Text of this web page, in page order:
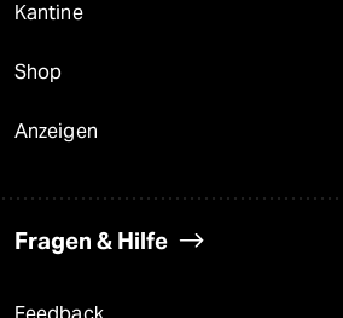
Kantine
Shop
Anzeigen
Fragen & Hilfe